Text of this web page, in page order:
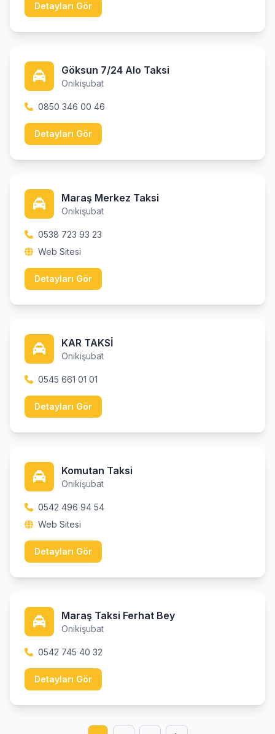
Detayları Gör
Göksun 7/24 Alo Taksi
Onikişubat
0850 346 00 46
Detayları Gör
Maraş Merkez Taksi
Onikişubat
0538 723 93 23
Web Sitesi
Detayları Gör
KAR TAKSİ
Onikişubat
0545 661 01 01
Detayları Gör
Komutan Taksi
Onikişubat
0542 496 94 54
Web Sitesi
Detayları Gör
Maraş Taksi Ferhat Bey
Onikişubat
0542 745 40 32
Detayları Gör